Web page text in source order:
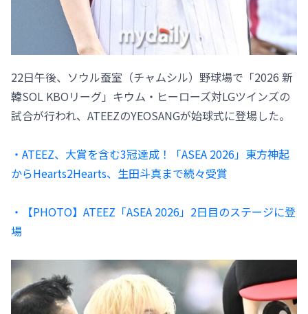
22日午後、ソウル蚕室（チャムシル）野球場で「2026 新
韓SOL KBOリーグ」キウム・ヒーローズ対LGツインズの
試合が行われ、ATEEZのYEOSANGが始球式に登場した。
・ATEEZ、大賞を含む3冠達成！「ASEA 2026」東方神起
からHearts2Hearts、生田斗真まで続々受賞
・【PHOTO】ATEEZ「ASEA 2026」2日目のステージに登
場